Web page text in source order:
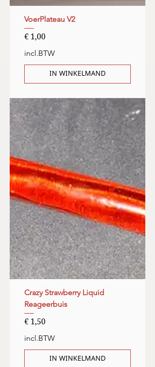
VoerPlateau V2
Prijs
€ 1,00
incl.BTW
IN WINKELMAND
Crazy Strawberry Liquid
Reageerbuis
Prijs
€ 1,50
incl.BTW
IN WINKELMAND